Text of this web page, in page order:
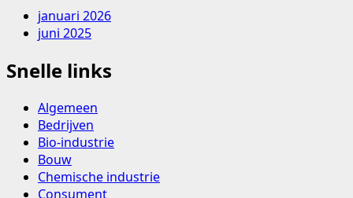
voor
een
veelzijdige
en
duurzame
januari 2026
juni 2025
Snelle links
Algemeen
Bedrijven
Bio-industrie
Bouw
Chemische industrie
Consument